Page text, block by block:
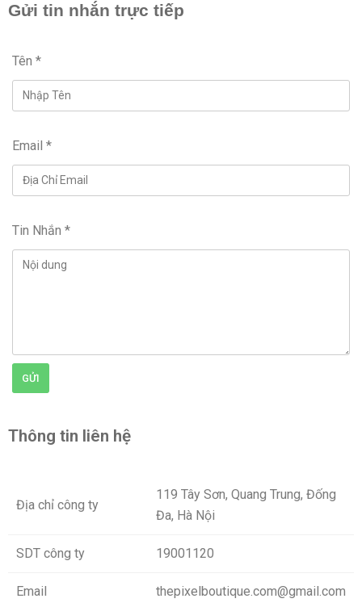
Gửi tin nhắn trực tiếp
Tên *
Email *
Tin Nhắn *
GỬI
Thông tin liên hệ
Địa chỉ công ty
119 Tây Sơn, Quang Trung, Đống
Đa, Hà Nội
SDT công ty 19001120
Email thepixelboutique.com@gmail.com